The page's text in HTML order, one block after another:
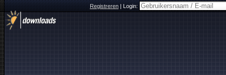
Registreren|Login: